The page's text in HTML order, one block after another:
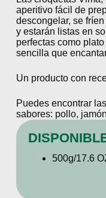
aperitivo fácil de
descongelar, se
y estarán listas en
perfectas como
sencilla que
Un producto con
Puedes encontrar
sabores: pollo,
500g/17.6